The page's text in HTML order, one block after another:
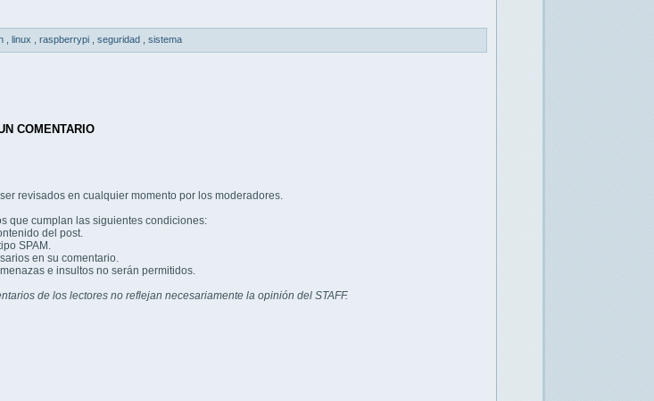
linux raspberrypi seguridad sistema
COMENTARIO
revisados en cualquier momento por los moderadores.
que cumplan las siguientes condiciones:
del post.
SPAM.
en su comentario.
e insultos no serán permitidos.
de los lectores no reflejan necesariamente la opinión del STAFF.